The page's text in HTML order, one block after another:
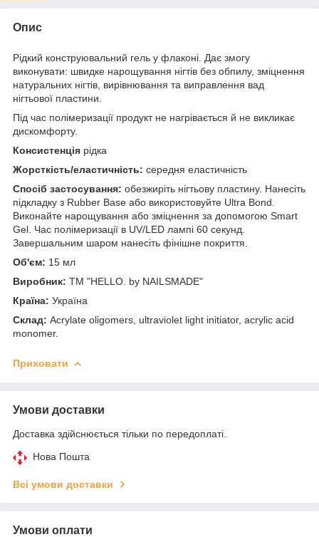
Опис
Рідкий конструювальний гель у флаконі. Дає змогу
виконувати: швидке нарощування нігтів без обпилу, зміцнення
натуральних нігтів, вирівнювання та виправлення вад
нігтьової пластини.
Під час полімеризації продукт не нагрівається й не викликає
дискомфорту.
Консистенція рідка
Жорсткість/еластичність: середня еластичність
Спосіб застосування: обезжиріть нігтьову пластину. Нанесіть
підкладку з Rubber Base або використовуйте Ultra Bond.
Виконайте нарощування або зміцнення за допомогою Smart
Gel. Час полімеризації в UV/LED лампі 60 секунд.
Завершальним шаром нанесіть фінішне покриття.
Об'єм: 15 мл
Виробник: ТМ "HELLO. by NAILSMADE"
Країна: Україна
Склад: Acrylate oligomers, ultraviolet light initiator, acrylic acid
monomer.
Приховати
Умови доставки
Доставка здійснюється тільки по передоплаті.
Нова Пошта
Всі умови доставки
Умови оплати